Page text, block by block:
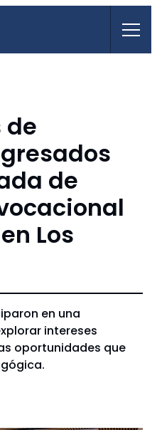
de
de
Los
en una
intereses
oportunidades que